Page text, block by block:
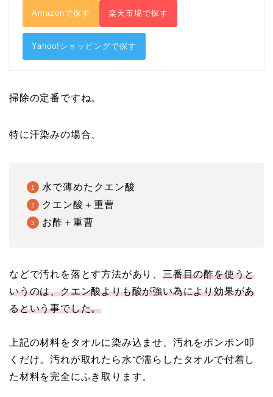
Amazonで探す 楽天市場で探す
Yahoo!ショッピングで探す
掃除の定番ですね。
特に汗染みの場合、
水で薄めたクエン酸
クエン酸＋重曹
お酢＋重曹
などで汚れを落とす方法があり、 三番目の酢を使うと
いうのは、クエン酸よりも酸が強い為により効果があ
るという事でした。
上記の材料をタオルに染み込ませ、汚れをポンポン叩
くだけ。汚れが取れたら水で濡らしたタオルで付着し
た材料を完全にふき取ります。